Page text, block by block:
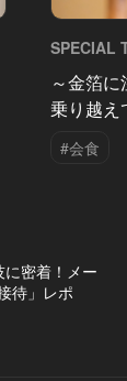
SPECIAL
～金箔
乗り越え
#会食
に密着！メー
待」レポ